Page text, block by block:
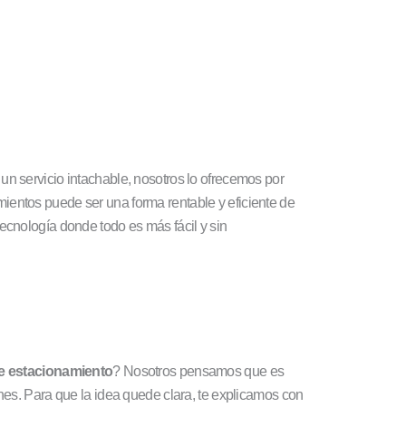
servicio intachable, nosotros lo ofrecemos por
puede ser una forma rentable y eficiente de
donde todo es más fácil y sin
estacionamiento? Nosotros pensamos que es
Para que la idea quede clara, te explicamos con